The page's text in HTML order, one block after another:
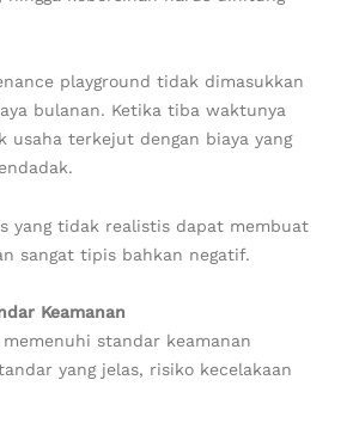
playground tidak dimasukkan
bulanan. Ketika tiba waktunya
usaha terkejut dengan biaya yang
yang tidak realistis dapat membuat
sangat tipis bahkan negatif.
Keamanan
standar keamanan
yang jelas, risiko kecelakaan